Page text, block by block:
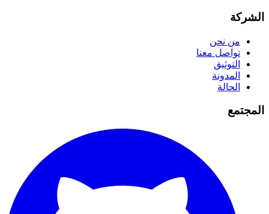
الشركة
من نحن
تواصل معنا
التوثيق
المدونة
الحالة
المجتمع